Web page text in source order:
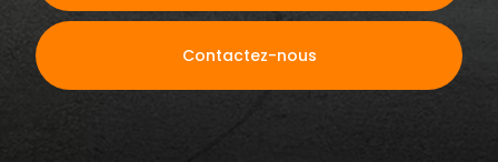
Contactez-nous